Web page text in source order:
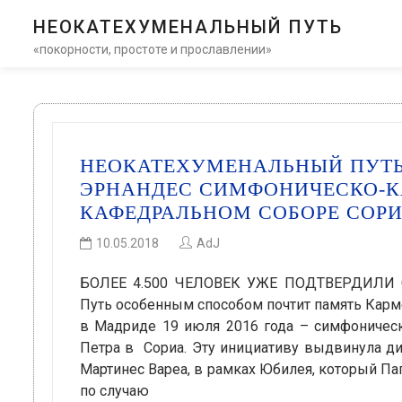
НЕОКАТЕХУМЕНАЛЬНЫЙ ПУТЬ
«покорности, простоте и прославлении»
НЕОКАТЕХУМЕНАЛЬНЫЙ
ЭРНАНДЕС СИМФОНИЧЕСКО-
КАФЕДРАЛЬНОМ СОБОРЕ
10.05.2018 AdJ
БОЛЕЕ 4.500 ЧЕЛОВЕК УЖЕ ПОДТВЕРДИЛИ
Путь особенным способом почтит память
в Мадриде 19 июля 2016 года –
Петра в Сориа. Эту инициативу выдвинула
Мартинес Вареа, в рамках Юбилея, который
по случаю